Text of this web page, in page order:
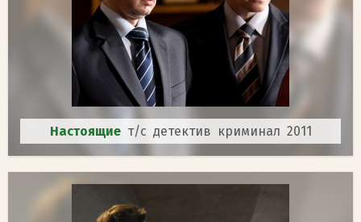
Настоящие т/с детектив криминал 2011